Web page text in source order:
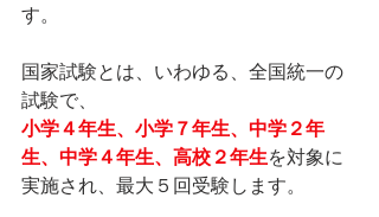
す。
国家試験とは、いわゆる、全国統一の
試験で、
小学４年生、小学７年生、中学２年
生、中学４年生、高校２年生を対象に
実施され、最大５回受験します。